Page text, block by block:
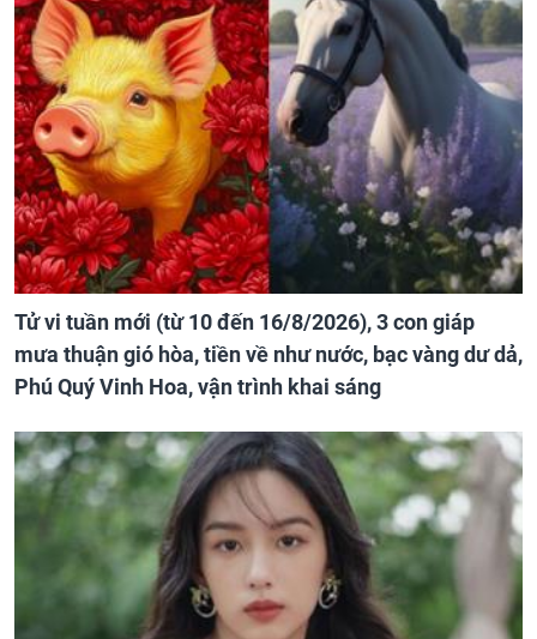
Tử vi tuần mới (từ 10 đến 16/8/2026), 3 con giáp
mưa thuận gió hòa, tiền về như nước, bạc vàng dư dả,
Phú Quý Vinh Hoa, vận trình khai sáng